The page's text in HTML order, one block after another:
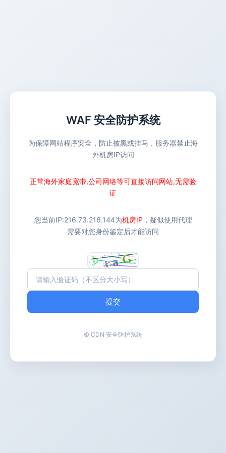
WAF 安全防护系统
为保障网站程序安全，防止被黑或挂马，服务器禁止海
外机房IP访问
正常海外家庭宽带,公司网络等可直接访问网站,无需验
证
您当前IP:216.73.216.144为机房IP ，疑似使用代理
需要对您身份鉴定后才能访问
提交
© CDN 安全防护系统